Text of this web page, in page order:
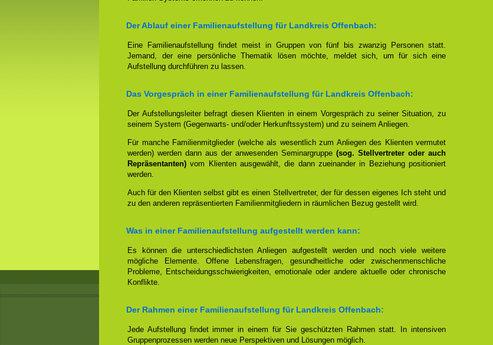
Der Ablauf einer Familienaufstellung für Landkreis Offenbach:
Eine Familienaufstellung findet meist in Gruppen von fünf bis zwanzig Personen statt.
Jemand, der eine persönliche Thematik lösen möchte, meldet sich, um für sich eine
Aufstellung durchführen zu lassen.
Das Vorgespräch in einer Familienaufstellung für Landkreis Offenbach:
Der Aufstellungsleiter befragt diesen Klienten in einem Vorgespräch zu seiner Situation, zu
seinem System (Gegenwarts- und/oder Herkunftssystem) und zu seinem Anliegen.
Für manche Familienmitglieder (welche als wesentlich zum Anliegen des Klienten vermutet
werden) werden dann aus der anwesenden Seminargruppe (sog. Stellvertreter oder auch
Repräsentanten) vom Klienten ausgewählt, die dann zueinander in Beziehung positioniert
werden.
Auch für den Klienten selbst gibt es einen Stellvertreter, der für dessen eigenes Ich steht und
zu den anderen repräsentierten Familienmitgliedern in räumlichen Bezug gestellt wird.
Was in einer Familienaufstellung aufgestellt werden kann:
Es können die unterschiedlichsten Anliegen aufgestellt werden und noch viele weitere
mögliche Elemente. Offene Lebensfragen, gesundheitliche oder zwischenmenschliche
Probleme, Entscheidungsschwierigkeiten, emotionale oder andere aktuelle oder chronische
Konflikte.
Der Rahmen einer Familienaufstellung für Landkreis Offenbach:
Jede Aufstellung findet immer in einem für Sie geschützten Rahmen statt. In intensiven
Gruppenprozessen werden neue Perspektiven und Lösungen möglich.